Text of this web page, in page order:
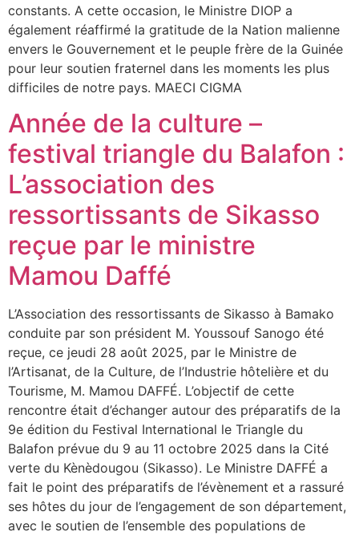
constants. A cette occasion, le Ministre DIOP a
également réaffirmé la gratitude de la Nation malienne
envers le Gouvernement et le peuple frère de la Guinée
pour leur soutien fraternel dans les moments les plus
difficiles de notre pays. MAECI CIGMA
Année de la culture –
festival triangle du Balafon :
L’association des
ressortissants de Sikasso
reçue par le ministre
Mamou Daffé
L’Association des ressortissants de Sikasso à Bamako
conduite par son président M. Youssouf Sanogo été
reçue, ce jeudi 28 août 2025, par le Ministre de
l’Artisanat, de la Culture, de l’Industrie hôtelière et du
Tourisme, M. Mamou DAFFÉ. L’objectif de cette
rencontre était d’échanger autour des préparatifs de la
9e édition du Festival International le Triangle du
Balafon prévue du 9 au 11 octobre 2025 dans la Cité
verte du Kènèdougou (Sikasso). Le Ministre DAFFÉ a
fait le point des préparatifs de l’évènement et a rassuré
ses hôtes du jour de l’engagement de son département,
avec le soutien de l’ensemble des populations de